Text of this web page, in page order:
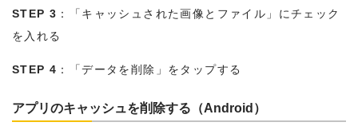
STEP 3 ：「キャッシュされた画像とファイル」にチェック
を入れる
STEP 4 ：「データを削除」をタップする
アプリのキャッシュを削除する（Android）